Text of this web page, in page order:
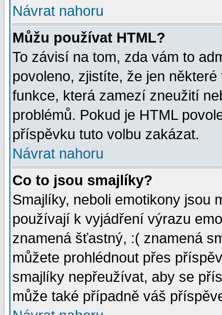
Návrat nahoru
Můžu používat HTML?
To závisí na tom, zda vám to
povoleno, zjistíte, že jen
funkce, která zamezí zneužití
problémů. Pokud je HTML
příspěvku tuto volbu zakázat.
Návrat nahoru
Co to jsou smajlíky?
Smajlíky, neboli emotikony jsou
používají k vyjádření výrazu
znamená šťastný, :( znamená
můžete prohlédnout přes
smajlíky nepřeužívat, aby se
může také případně váš